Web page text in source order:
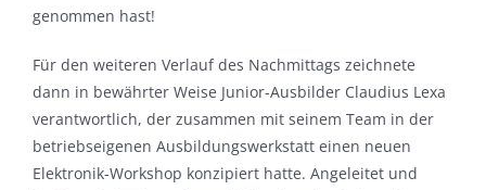
genommen hast!
Für den weiteren Verlauf des Nachmittags zeichnete
dann in bewährter Weise Junior-Ausbilder Claudius Lexa
verantwortlich, der zusammen mit seinem Team in der
betriebseigenen Ausbildungswerkstatt einen neuen
Elektronik-Workshop konzipiert hatte. Angeleitet und